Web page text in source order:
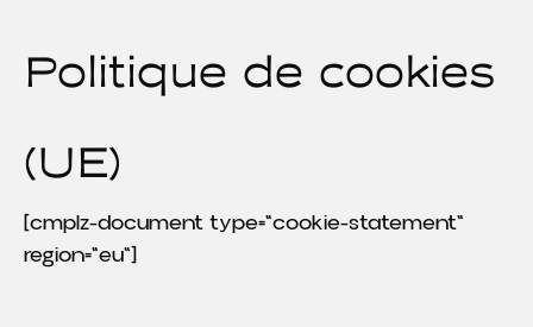
Politique de cookies
(UE)
[cmplz-document type="cookie-statement"
region="eu"]